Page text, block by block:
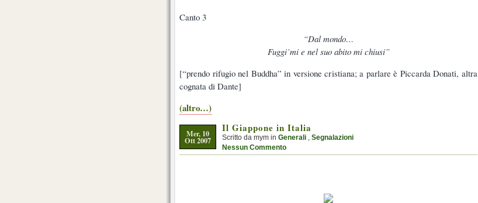
Canto 3
“Dal mondo…
Fuggi’mi e nel suo abito mi chiusi”
[“prendo rifugio nel Buddha” in versione cristiana; a parlare è Piccarda Donati, altra
cognata di Dante]
(altro…)
Mer, 10
Ott 2007
Il Giappone in Italia
Scritto da mym in Generali
Segnalazioni
Nessun Commento